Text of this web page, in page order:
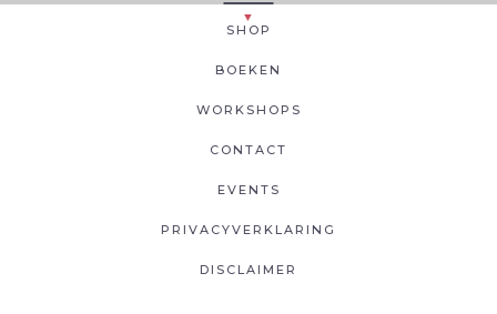
SHOP
BOEKEN
WORKSHOPS
CONTACT
EVENTS
PRIVACYVERKLARING
DISCLAIMER